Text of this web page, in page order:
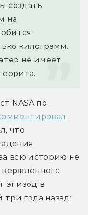
создать
на
килограмм.
не имеет
NASA по
что
всю историю не
эпизод в
года назад: